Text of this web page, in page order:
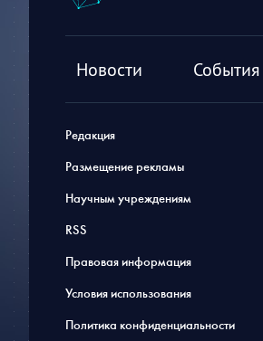
Новости События
Редакция
Размещение рекламы
Научным учреждениям
RSS
Правовая информация
Условия использования
Политика конфиденциальности